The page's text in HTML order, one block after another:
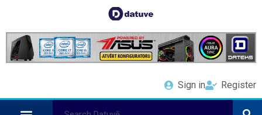
Sign in Register